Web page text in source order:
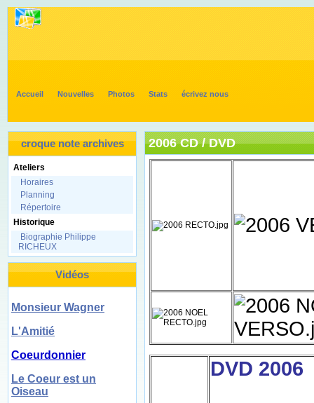
Accueil Nouvelles Photos Stats écrivez nous
croque note archives
Ateliers
Horaires
Planning
Répertoire
Historique
Biographie Philippe
RICHEUX
Vidéos
Monsieur Wagner
L'Amitié
Coeurdonnier
Le Coeur est un
Oiseau
2006 CD / DVD
DVD 2006